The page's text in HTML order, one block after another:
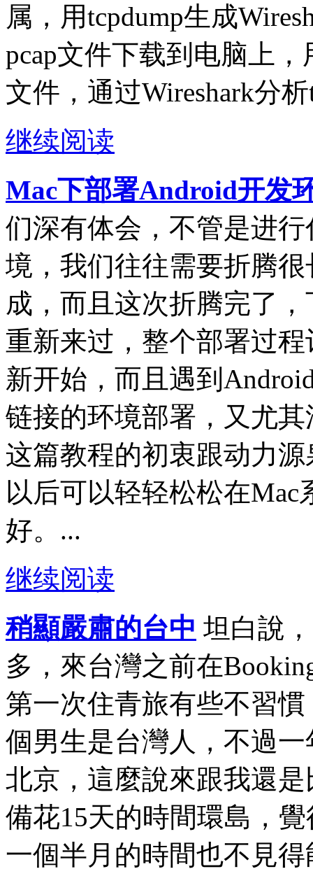
属，用tcpdump生成
pcap文件下载到电脑上，
文件，通过Wireshark分
继续阅读
Mac下部署Android开发
们深有体会，不管是进
境，我们往往需要折腾
成，而且这次折腾完了
重新来过，整个部署过
新开始，而且遇到
链接的环境部署，又尤
这篇教程的初衷跟动力
以后可以轻轻松松在
好。...
继续阅读
稍顯嚴肅的台中 坦白說
多，來台灣之前在
第一次住青旅有些不習
個男生是台灣人，不過
北京，這麼說來跟我還
備花15天的時間環島，
一個半月的時間也不見